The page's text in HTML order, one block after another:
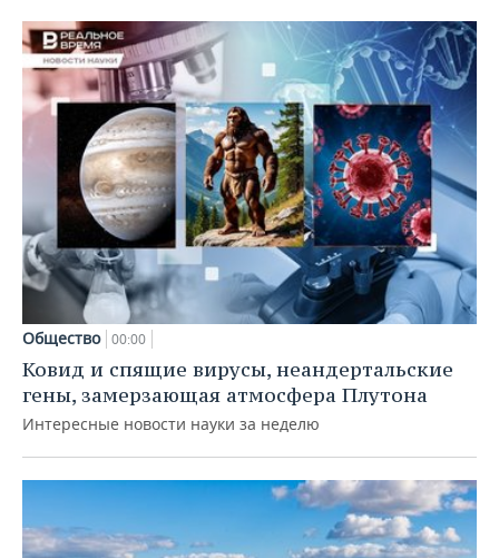
Общество 00:00
Ковид и спящие вирусы, неандертальские
гены, замерзающая атмосфера Плутона
Интересные новости науки за неделю